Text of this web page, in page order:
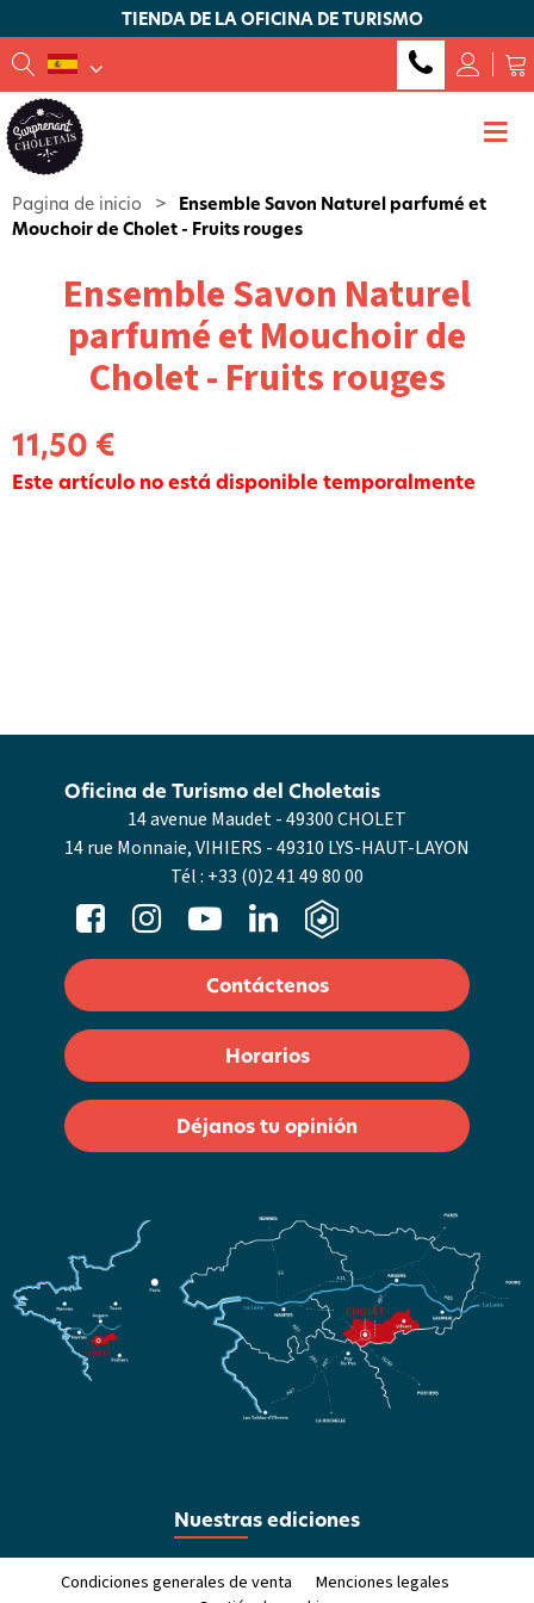
TIENDA DE LA OFICINA DE TURISMO
Pagina de inicio >
Ensemble Savon Naturel parfumé et
Mouchoir de Cholet - Fruits rouges
Ensemble Savon Naturel
parfumé et Mouchoir de
Cholet - Fruits rouges
11,50 €
Este artículo no está disponible temporalmente
14 avenue Maudet - 49300 CHOLET
14 rue Monnaie, VIHIERS - 49310 LYS-HAUT-LAYON
Tél : +33 (0)2 41 49 80 00
Oficina de Turismo del Choletais
Contáctenos
Horarios
Déjanos tu opinión
Nuestras ediciones
Condiciones generales de venta
Menciones legales